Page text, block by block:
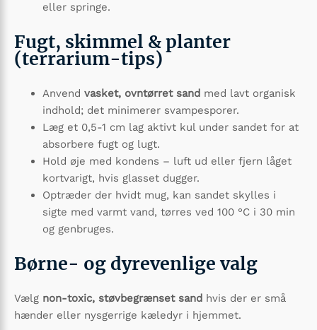
eller springe.
Fugt, skimmel & planter
(terrarium-tips)
Anvend vasket, ovntørret sand med lavt organisk
indhold; det minimerer svampesporer.
Læg et 0,5-1 cm lag aktivt kul under sandet for at
absorbere fugt og lugt.
Hold øje med kondens – luft ud eller fjern låget
kortvarigt, hvis glasset dugger.
Optræder der hvidt mug, kan sandet skylles i
sigte med varmt vand, tørres ved 100 °C i 30 min
og genbruges.
Børne- og dyrevenlige valg
Vælg non-toxic, støvbegrænset sand hvis der er små
hænder eller nysgerrige kæledyr i hjemmet.